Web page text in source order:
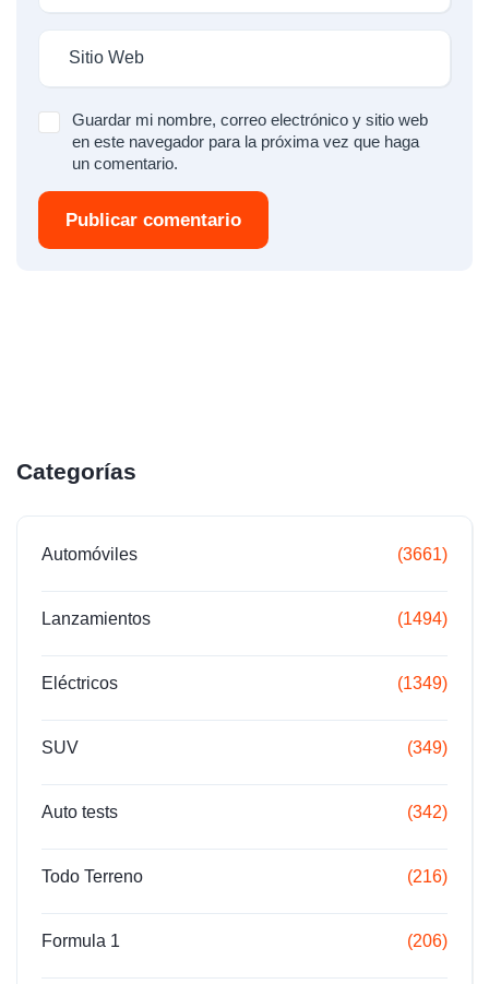
Guardar mi nombre, correo electrónico y sitio web
en este navegador para la próxima vez que haga
un comentario.
Publicar comentario
Categorías
Automóviles (3661)
Lanzamientos (1494)
Eléctricos (1349)
SUV (349)
Auto tests (342)
Todo Terreno (216)
Formula 1 (206)